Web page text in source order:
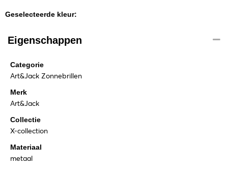
Geselecteerde kleur:
Eigenschappen
Categorie
Art&Jack Zonnebrillen
Merk
Art&Jack
Collectie
X-collection
Materiaal
metaal